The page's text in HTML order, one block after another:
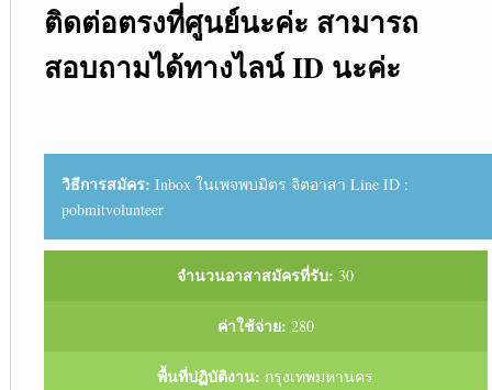
ติดต่อตรงที่ศูนย์นะค่ะ สามารถ
สอบถามได้ทางไลน์ ID นะค่ะ
วิธีการสมัคร: Inbox ในเพจพบมิตร จิตอาสา Line ID :
pobmitvolunteer
จำนวนอาสาสมัครที่รับ: 30
ค่าใช้จ่าย: 280
พื้นที่ปฏิบัติงาน: กรุงเทพมหานคร